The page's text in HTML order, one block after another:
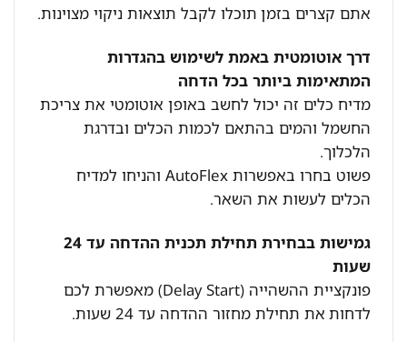
אתם קצרים בזמן תוכלו לקבל תוצאות ניקוי מצוינות.
דרך אוטומטית באמת לשימוש בהגדרות
המתאימות ביותר בכל הדחה
מדיח כלים זה יכול לחשב באופן אוטומטי את צריכת
החשמל והמים בהתאם לכמות הכלים ובדרגת
הלכלוך.
פשוט בחרו באפשרות AutoFlex והניחו למדיח
הכלים לעשות את השאר.
גמישות בבחירת תחילת תכנית ההדחה עד 24
שעות
פונקציית ההשהייה (Delay Start) מאפשרת לכם
לדחות את תחילת מחזור ההדחה עד 24 שעות.